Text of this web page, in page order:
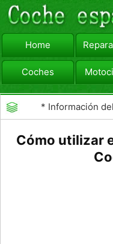
Home
Coches
viajar
* Información
Cómo utilizar